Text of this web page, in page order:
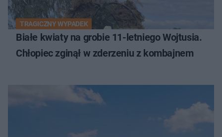
TRAGICZNY WYPADEK
Białe kwiaty na grobie 11-letniego Wojtusia.
Chłopiec zginął w zderzeniu z kombajnem